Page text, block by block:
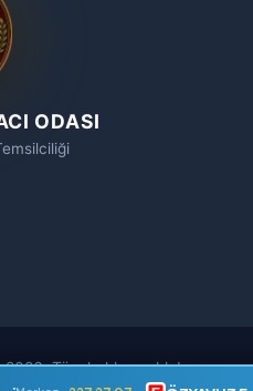
ODASI
Tüm hakları saklıdır.